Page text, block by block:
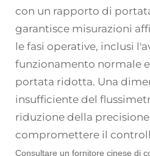
con un rapporto di
garantisce misurazioni
le fasi operative, inclusi
funzionamento normale
portata ridotta. Una
insufficiente del
riduzione della
compromettere il
Consultare un fornitore cinese di